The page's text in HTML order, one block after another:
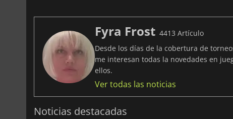
Fyra Frost 4413 Artículo
Desde los días de la cobertura de
me interesan todas la novedades en
ellos.
Ver todas las noticias
Noticias destacadas